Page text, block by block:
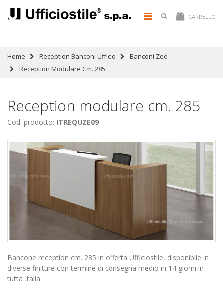
CARRELLO
Home Reception Banconi Ufficio
Banconi Zed
Reception Modulare Cm. 285
Reception modulare cm. 285
Cod. prodotto: ITREQUZE09
Bancone reception cm. 285 in offerta Ufficiostile, disponibile in
diverse finiture con termine di consegna medio in 14 giorni in
tutta Italia.